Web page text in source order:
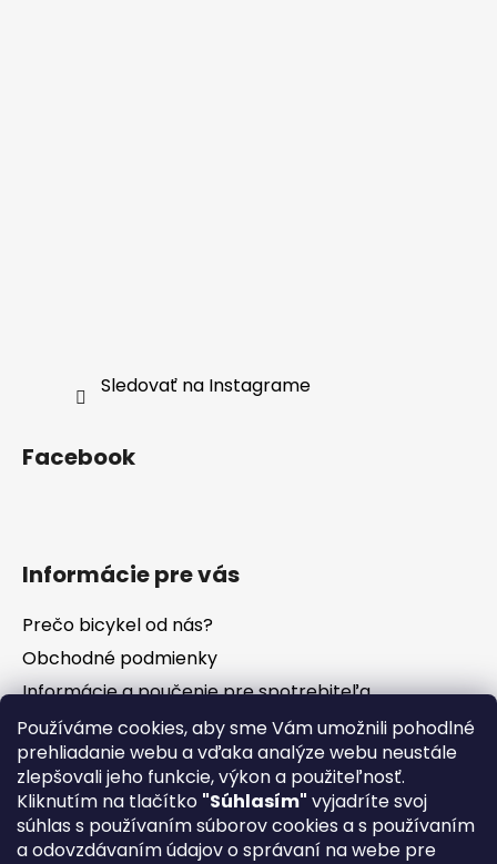
Používáme cookies, aby sme Vám umožnili pohodlné
prehliadanie webu a vďaka analýze webu neustále
zlepšovali jeho funkcie, výkon a použiteľnosť.
Kliknutím na tlačítko "Súhlasím" vyjadríte svoj
súhlas s používaním súborov cookies a s používaním
a odovzdávaním údajov o správaní na webe pre
Sledovať na Instagrame
Facebook
Informácie pre vás
Prečo bicykel od nás?
Obchodné podmienky
Informácie a poučenie pre spotrebiteľa
Vrátenie tovaru - odstúpenie od zmluvy
Ochrana osobných údajov
Súbory cookies
Formuláre na stiahnutie
Reklamačný poriadok